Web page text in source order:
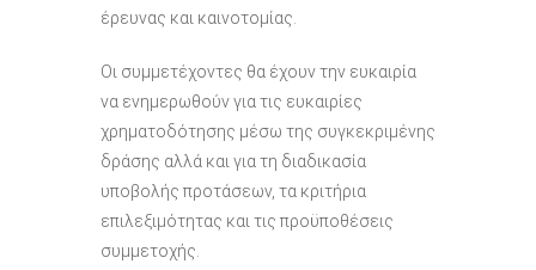
έρευνας και καινοτομίας.
Οι συμμετέχοντες θα έχουν την ευκαιρία
να ενημερωθούν για τις ευκαιρίες
χρηματοδότησης μέσω της συγκεκριμένης
δράσης αλλά και για τη διαδικασία
υποβολής προτάσεων, τα κριτήρια
επιλεξιμότητας και τις προϋποθέσεις
συμμετοχής.